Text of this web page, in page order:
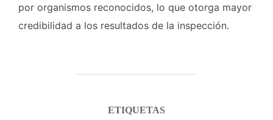
por organismos reconocidos, lo que otorga mayor
credibilidad a los resultados de la inspección.
ETIQUETAS